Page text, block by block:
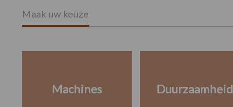
Maak uw keuze
Machines Duurzaamheid